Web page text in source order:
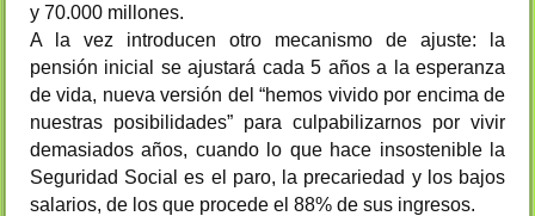
y 70.000 millones.
A la vez introducen otro mecanismo de ajuste: la
pensión inicial se ajustará cada 5 años a la esperanza
de vida, nueva versión del “hemos vivido por encima de
nuestras posibilidades” para culpabilizarnos por vivir
demasiados años, cuando lo que hace insostenible la
Seguridad Social es el paro, la precariedad y los bajos
salarios, de los que procede el 88% de sus ingresos.